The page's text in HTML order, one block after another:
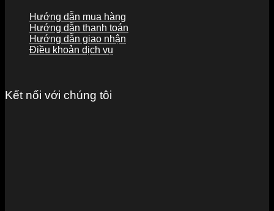
Hướng dẫn mua hàng
Hướng dẫn thanh toán
Hướng dẫn giao nhận
Điều khoản dịch vụ
Kết nối với chúng tôi